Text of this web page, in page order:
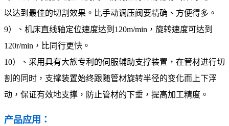
以达到最佳的切割效果。比手动调压阀要精确、方便得多。
9）、机床直线轴定位速度达到120m/min，旋转速度可达到
120r/min，比同行更快。
10）、采用具有大族专利的伺服辅助支撑装置，在管材进行切
割的同时，支撑装置始终跟随管材旋转半径的变化而上下浮
动，保证有效地支撑，防止管材的下垂，提高加工精度。
产品应用：